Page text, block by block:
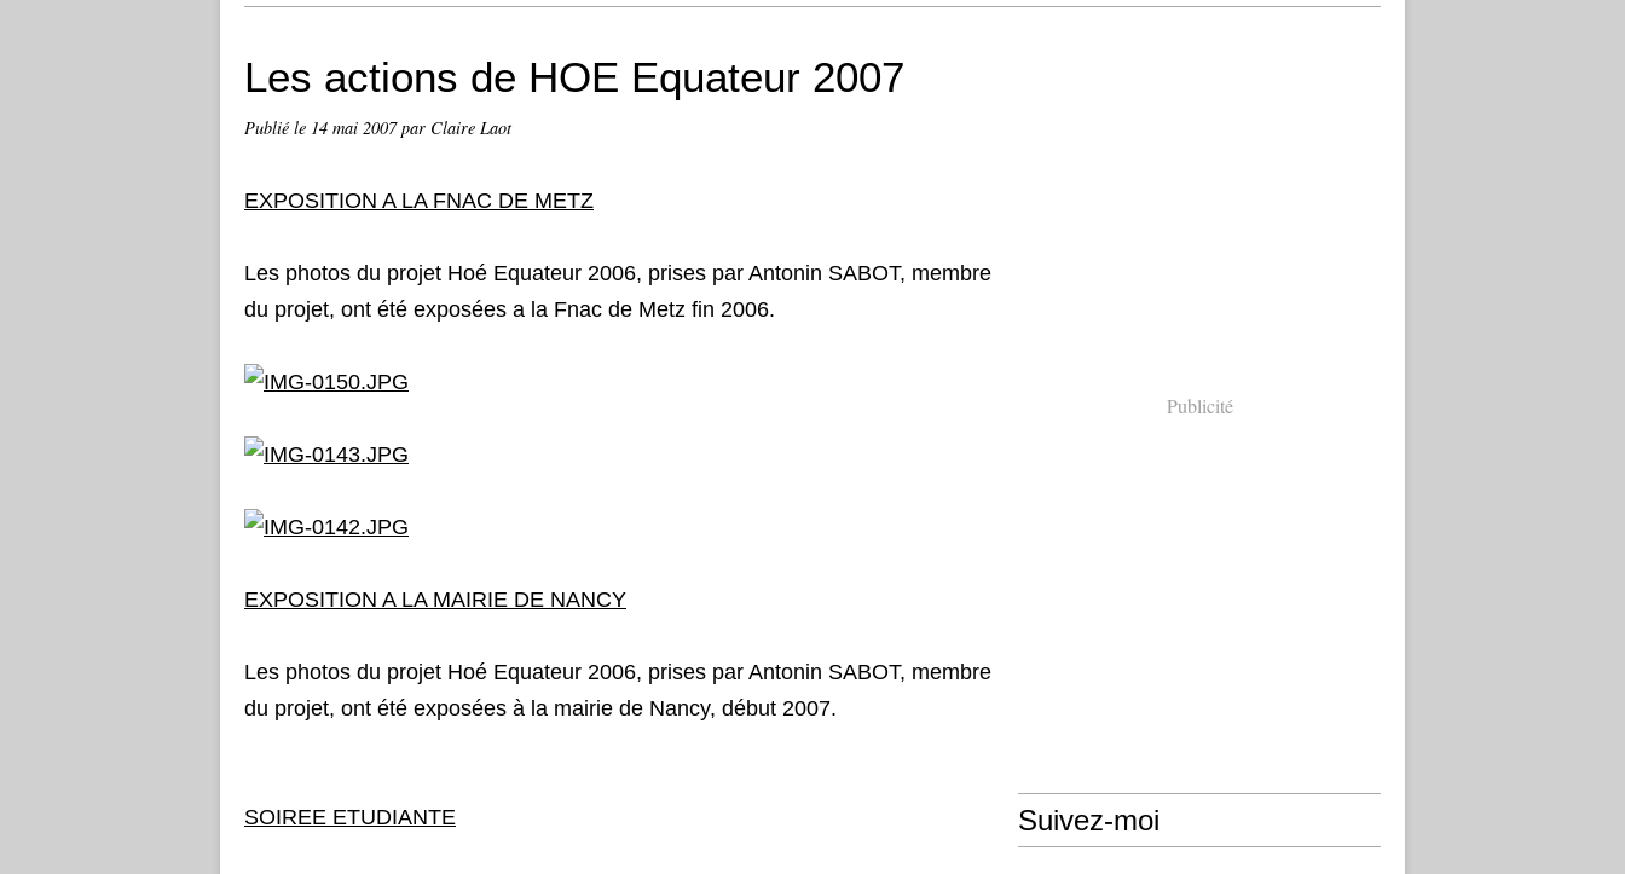
Les actions de HOE Equateur 2007
Publié le 14 mai 2007par Claire Laot
EXPOSITION A LA FNAC DE METZ
Les photos du projet Hoé Equateur 2006, prises par Antonin SABOT, membre
du projet, ont été exposées a la Fnac de Metz fin 2006.
EXPOSITION A LA MAIRIE DE NANCY
Les photos du projet Hoé Equateur 2006, prises par Antonin SABOT, membre
du projet, ont été exposées à la mairie de Nancy, début 2007.
SOIREE ETUDIANTE
Publicité
Suivez-moi